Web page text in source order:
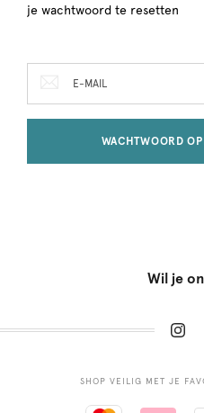
je wachtwoord te resetten
WACHTWOORD
Wil je
SHOP VEILIG MET JE